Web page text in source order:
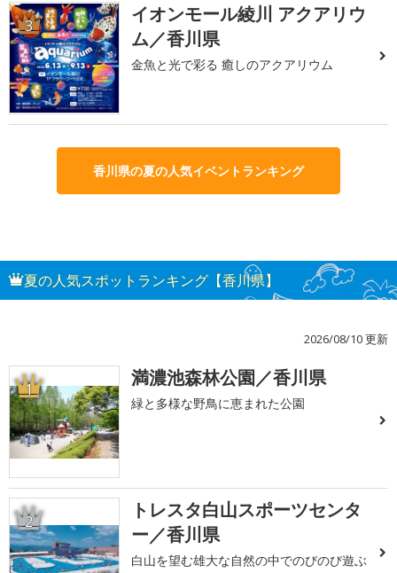
3
イオンモール綾川 アクアリウ
ム／香川県
金魚と光で彩る 癒しのアクアリウム
香川県の夏の人気イベントランキング
夏の人気スポットランキング【香川県】
2026/08/10 更新
1 満濃池森林公園／香川県
緑と多様な野鳥に恵まれた公園
2
トレスタ白山スポーツセンタ
ー／香川県
白山を望む雄大な自然の中でのびのび遊ぶ